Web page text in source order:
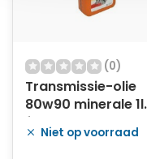
(0)
Transmissie-olie
80w90 minerale 1l
fles
Niet op voorraad